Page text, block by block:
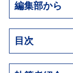
編集部から
目次